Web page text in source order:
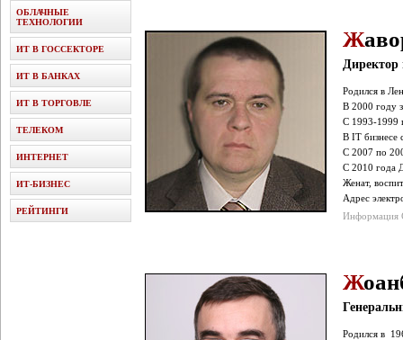
Ж
Директор
Родился в
В 2000 году
С 1993-1999
В IT бизнесе
С 2007 по
С 2010 года
Женат,
Адрес
Информация
Ж
Родился в
ОБЛАЧНЫЕ
ТЕХНОЛОГИИ
ИТ В ГОССЕКТОРЕ
ИТ В БАНКАХ
ИТ В ТОРГОВЛЕ
ТЕЛЕКОМ
ИНТЕРНЕТ
ИТ-БИЗНЕС
РЕЙТИНГИ